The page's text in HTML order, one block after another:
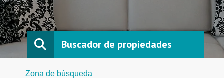
Buscador de propiedades
Zona de búsqueda